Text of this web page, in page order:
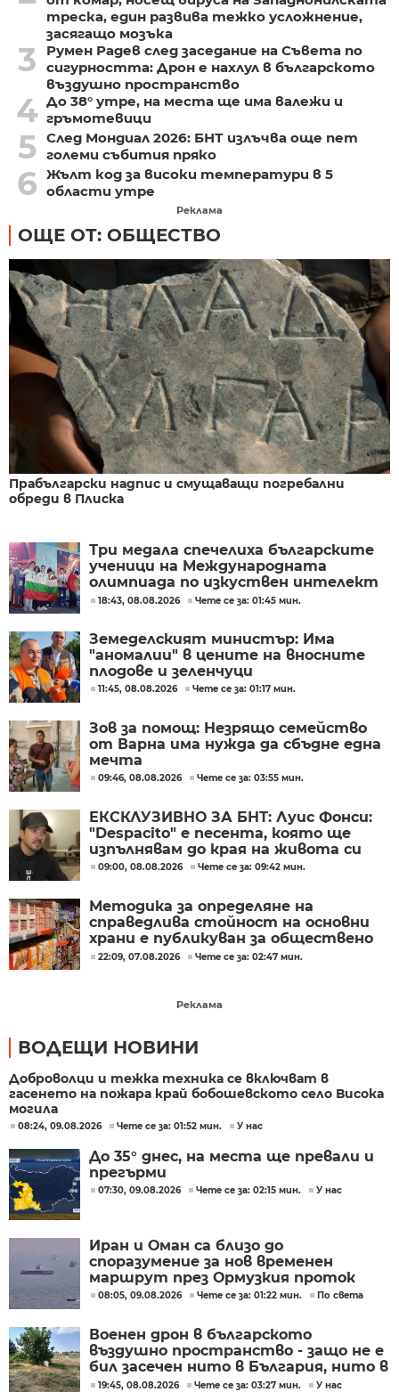
треска, един развива тежко усложнение,
засягащо мозъка
3
Румен Радев след заседание на Съвета по
сигурността: Дрон е нахлул в българското
въздушно пространство
4 До 38° утре, на места ще има валежи и
гръмотевици
5 След Мондиал 2026: БНТ излъчва още пет
големи събития пряко
6 Жълт код за високи температури в 5
области утре
Реклама
ОЩЕ ОТ: ОБЩЕСТВО
Прабългарски надпис и смущаващи погребални
обреди в Плиска
Три медала спечелиха българските
ученици на Международната
олимпиада по изкуствен интелект
в Казахстан
18:43, 08.08.2026 Чете се за: 01:45 мин.
Земеделският министър: Има
"аномалии" в цените на вносните
плодове и зеленчуци
11:45, 08.08.2026 Чете се за: 01:17 мин.
Зов за помощ: Незрящо семейство
от Варна има нужда да сбъдне една
мечта
09:46, 08.08.2026 Чете се за: 03:55 мин.
ЕКСКЛУЗИВНО ЗА БНТ: Луис Фонси:
"Despacito" е песента, която ще
изпълнявам до края на живота си
09:00, 08.08.2026 Чете се за: 09:42 мин.
Методика за определяне на
справедлива стойност на основни
храни е публикуван за обществено
обсъждане
22:09, 07.08.2026 Чете се за: 02:47 мин.
Реклама
ВОДЕЩИ НОВИНИ
Доброволци и тежка техника се включват в
гасенето на пожара край бобошевското село Висока
могила
08:24, 09.08.2026 Чете се за: 01:52 мин. У нас
До 35° днес, на места ще превали и
прегърми
07:30, 09.08.2026 Чете се за: 02:15 мин. У нас
Иран и Оман са близо до
споразумение за нов временен
маршрут през Ормузкия проток
08:05, 09.08.2026 Чете се за: 01:22 мин. По света
Военен дрон в българското
въздушно пространство - защо не е
бил засечен нито в България, нито в
Румъния?
19:45, 08.08.2026 Чете се за: 03:27 мин. У нас